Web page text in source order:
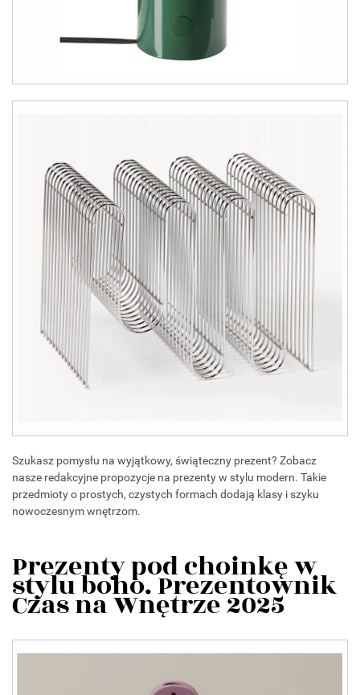
Szukasz pomysłu na wyjątkowy, świąteczny prezent? Zobacz
nasze redakcyjne propozycje na prezenty w stylu modern. Takie
przedmioty o prostych, czystych formach dodają klasy i szyku
nowoczesnym wnętrzom.
Prezenty pod choinkę w
stylu boho. Prezentownik
Czas na Wnętrze 2025